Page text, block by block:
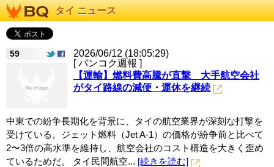
タイ ニュース
59
2026/06/12 (18:05:29)
[ バンコク週報 ]
【運輸】燃料費高騰が直撃 大手航空会社
がタイ路線の減便・運休を継続
中東での紛争長期化を背景に、タイの航空業界が深刻な打撃を
受けている。ジェット燃料（Jet A-1）の価格が紛争前と比べて
2〜3倍の高水準を維持し、航空会社のコスト構造を大きく歪め
ているためだ。 タイ民間航空... [続きを読む]